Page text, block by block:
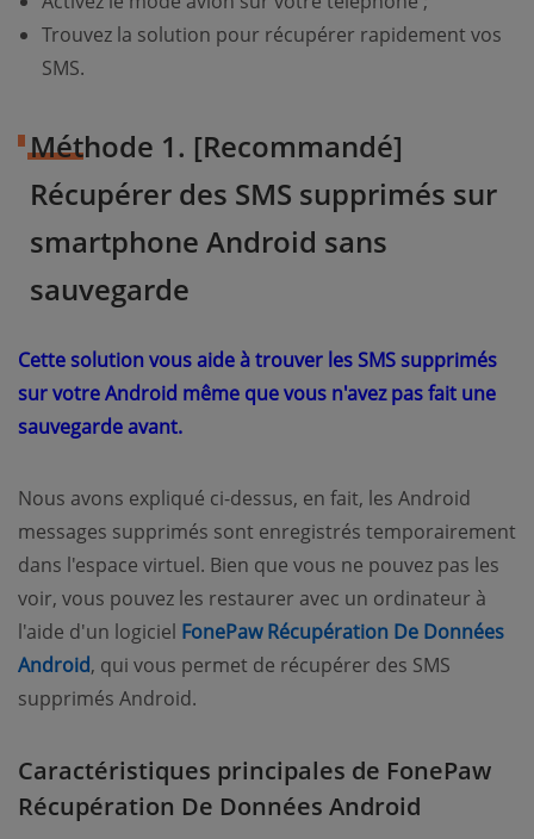
Trouvez la solution pour récupérer rapidement vos
SMS.
Méthode 1. [Recommandé]
Récupérer des SMS supprimés sur
smartphone Android sans
sauvegarde
Cette solution vous aide à trouver les SMS supprimés
sur votre Android même que vous n'avez pas fait une
sauvegarde avant.
Nous avons expliqué ci-dessus, en fait, les Android
messages supprimés sont enregistrés temporairement
dans l'espace virtuel. Bien que vous ne pouvez pas les
voir, vous pouvez les restaurer avec un ordinateur à
l'aide d'un logiciel FonePaw Récupération De Données
Android, qui vous permet de récupérer des SMS
supprimés Android.
Caractéristiques principales de FonePaw
Récupération De Données Android